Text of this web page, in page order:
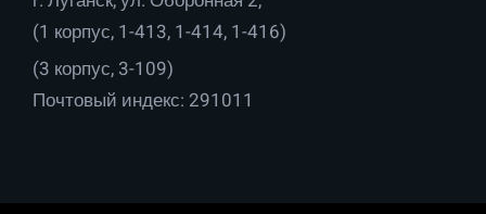
(1 корпус, 1-413, 1-414, 1-416)
(3 корпус, 3-109)
Почтовый индекс: 291011